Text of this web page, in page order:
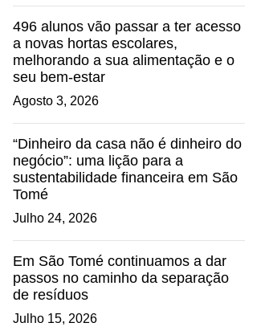
496 alunos vão passar a ter acesso
a novas hortas escolares,
melhorando a sua alimentação e o
seu bem-estar
Agosto 3, 2026
“Dinheiro da casa não é dinheiro do
negócio”: uma lição para a
sustentabilidade financeira em São
Tomé
Julho 24, 2026
Em São Tomé continuamos a dar
passos no caminho da separação
de resíduos
Julho 15, 2026